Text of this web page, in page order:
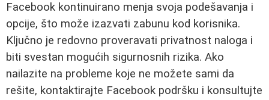
Facebook kontinuirano menja svoja podešavanja i
opcije, što može izazvati zabunu kod korisnika.
Ključno je redovno proveravati privatnost naloga i
biti svestan mogućih sigurnosnih rizika. Ako
nailazite na probleme koje ne možete sami da
rešite, kontaktirajte Facebook podršku i konsultujte